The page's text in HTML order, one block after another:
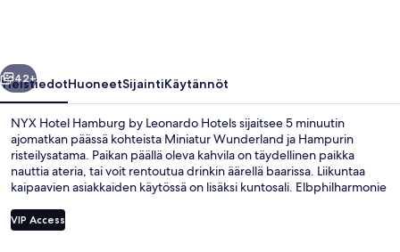
Seuraava
42+
YleistiedotHuoneetSijaintiKäytännöt
NYX Hotel Hamburg by Leonardo Hotels sijaitsee 5 minuutin
ajomatkan päässä kohteista Miniatur Wunderland ja Hampurin
risteilysatama. Paikan päällä oleva kahvila on täydellinen paikka
nauttia ateria, tai voit rentoutua drinkin äärellä baarissa. Liikuntaa
kaipaavien asiakkaiden käytössä on lisäksi kuntosali. Elbphilharmonie
luksusluokan hotellista. Matkailijat arvostavat majoituspaikan
avuliasta henkilökuntaa. Majoituspaikka sijaitsee lyhyen
VIP Access